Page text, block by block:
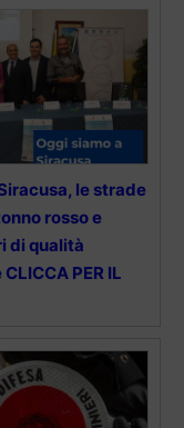
le strade
rosso e
di qualità
PER IL